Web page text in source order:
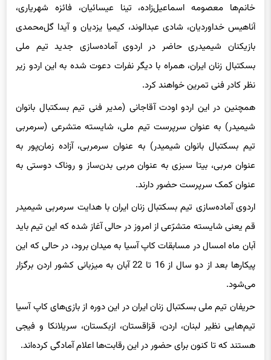
خانم‌ها معصومه اسماعیل‌زاده، تینا عیسائیان، فائزه شهریاری،
آناهیس خداوردیان، شادی عبدالوند، کیمیا یزدیان و آیدا گل‌محمدی
بازیکنان شیمیدری‌ حاضر در اردوی آماده‌سازی جدید تیم ملی
بسکتبال زنان ایران، همراه با دیگر نفرات دعوت شده به این اردو زیر
نظر کادر فنی تمرین خواهند کرد.
همچنین در این اردواودتآقاجانی (مدیر فنی تیم بسکتبال بانوان
شیمیدر) به عنوان سرپرست تیم ملی، شایسته متشرعی (سرمربی
تیم بسکتبال بانوان شیمیدر) به عنوان سرمربی، آزاده زمان‌پور به
عنوان مربی، بیتا سبزی به عنوان مربی بدن‌ساز وروناک دوستی به
عنوان کمک سرپرست حضور دارند.
اردوی آماده‌سازی تیم بسکتبال زنان ایران با هدایت سرمربی شیمیدر
قم یعنی شایسته متشرّعی از امروز در حالی آغاز شده که این تیم باید
آبان ماه امسال در مسابقاتکاپآسیا به میدان برود، در حالی که این
پیکارها بعد از دو سال از 16 تا 22 آبان به میزبانی کشور اردن برگزار
می‌شود.
حریفان تیم ملی بسکتبال زنان ایران در این دوره از بازی‌هایکاپآسیا
تیم‌هایی نظیر لبنان، اردن، قزاقستان، ازبکستان، سریلانکا و فیجی
هستند که تا کنون برای حضور در این رقابت‌ها اعلام آمادگی کرده‌اند.